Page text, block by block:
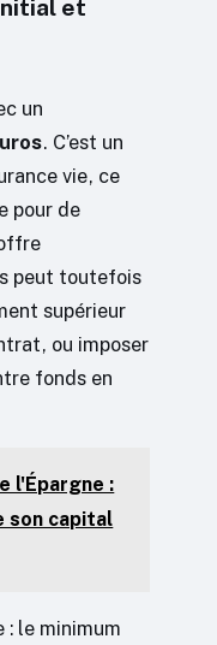
et
un
. C’est un
vie, ce
pour de
peut toutefois
supérieur
ou imposer
fonds en
l'Épargne :
son capital
le minimum